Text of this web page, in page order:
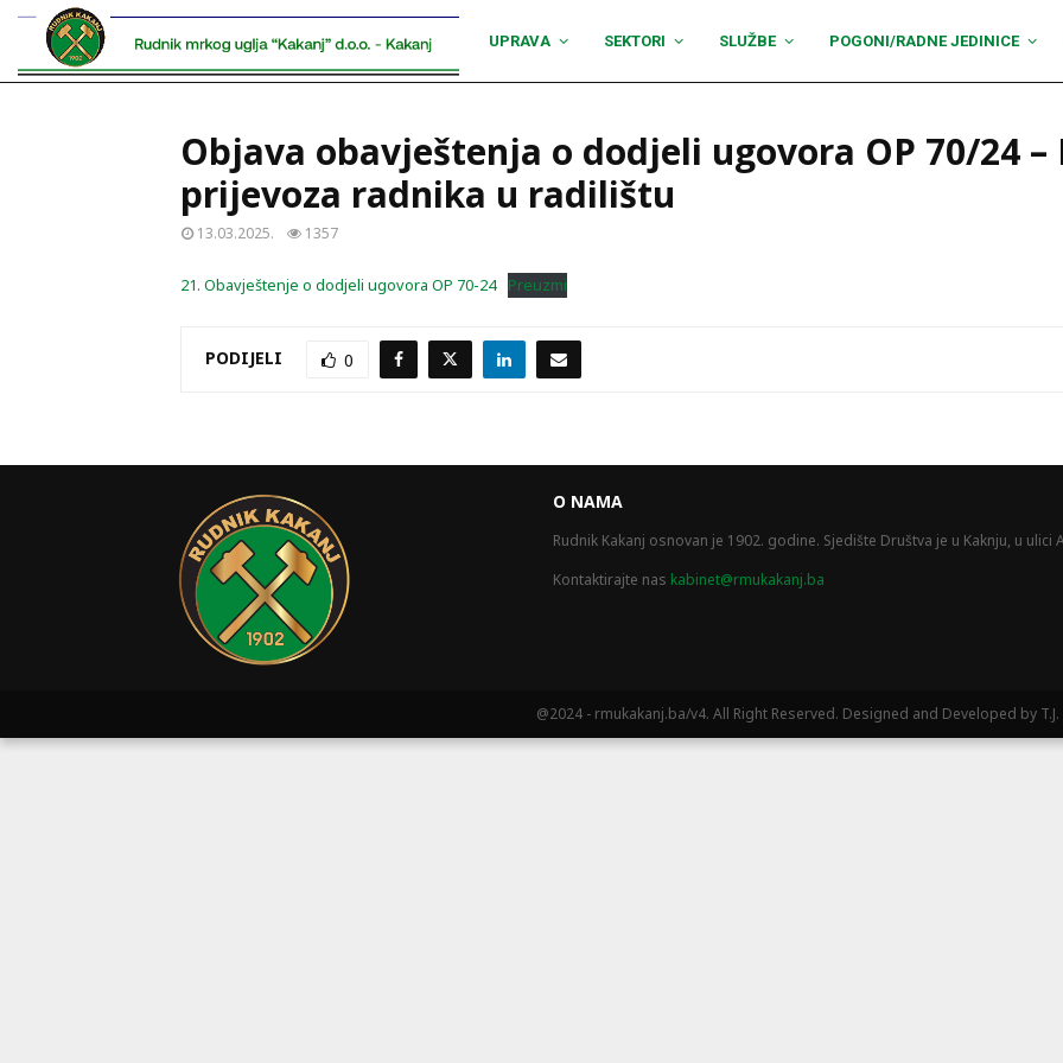
UPRAVA SEKTORI SLUŽBE POGONI/RADNE JEDINICE
Objava obavještenja o dodjeli ugovora OP 70/24 –
prijevoza radnika u radilištu
13.03.2025. 1357
21. Obavještenje o dodjeli ugovora OP 70-24 Preuzmi
PODIJELI 0
O NAMA
Rudnik Kakanj osnovan je 1902. godine. Sjedište Društva je u Kaknju, u ulici
Kontaktirajte nas kabinet@rmukakanj.ba
@2024 - rmukakanj.ba/v4. All Right Reserved. Designed and Developed by T.J.